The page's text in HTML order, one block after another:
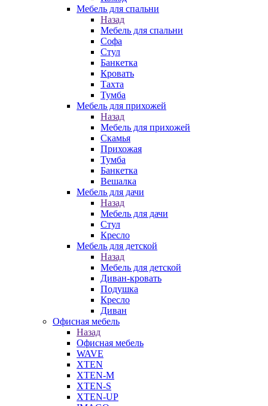
Мебель для спальни
Назад
Мебель для спальни
Софа
Стул
Банкетка
Кровать
Тахта
Тумба
Мебель для прихожей
Назад
Мебель для прихожей
Скамья
Прихожая
Тумба
Банкетка
Вешалка
Мебель для дачи
Назад
Мебель для дачи
Стул
Кресло
Мебель для детской
Назад
Мебель для детской
Диван-кровать
Подушка
Кресло
Диван
Офисная мебель
Назад
Офисная мебель
WAVE
XTEN
XTEN-M
XTEN-S
XTEN-UP